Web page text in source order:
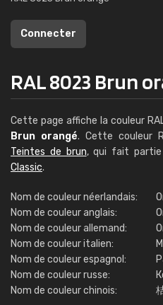
Connecter
RAL 8023 Brun
Cette page affiche la couleur
Brun orangé. Cette couleur
Teintes de brun, qui fait partie
Classic.
Nom de couleur néerlandais:
Nom de couleur anglais:
Nom de couleur allemand:
Nom de couleur italien:
Nom de couleur espagnol:
Nom de couleur russe:
Nom de couleur chinois: